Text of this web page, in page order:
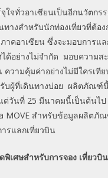
ใจทั่วอาเซียนเป็นอีกนวัตกร
างสำหรับนักท่องเที่ยวที่ต้อง
าคอาเซียน ซึ่งจะมอบการแล
ด้อย่างไม่จำกัด มอบความส
วามคุ้มค่าอย่างไม่มีใครเทีย
รับผู้ที่เดินทางบ่อย ผลิตภัณฑ์
ต่วันที่ 25 มีนาคมนี้เป็นต้นไ
MOVE สำหรับข้อมูลผลิตภัณ
รแลกเที่ยวบิน
เศษสำหรับการจอง เที่ยวบิ